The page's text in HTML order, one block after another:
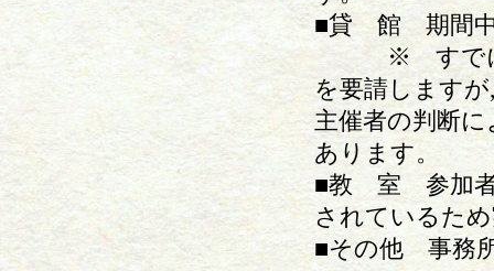
■貸 館 期間中
※ すでに使
を要請しますが
主催者の判断
あります。
■教 室 参加者
されているた
■その他 事務